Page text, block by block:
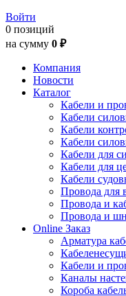
Войти
0 позиций
на сумму 0 ₽
Компания
Новости
Каталог
Кабели и
Кабели
Кабели
Кабели
Кабели для
Кабели для
Кабели
Провода для
Провода и
Провода и
Online Заказ
Арматура
Кабели и
Каналы
Короба